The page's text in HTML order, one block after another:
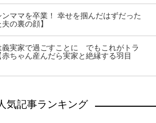
ママを卒業！ 幸せを掴んだはずだった
の裏の顔】
義実家で過ごすことに でもこれがトラ
ちゃん産んだら実家と絶縁する羽目
気記事ランキング